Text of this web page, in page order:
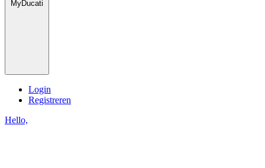
MyDucati
Login
Registreren
Hello,